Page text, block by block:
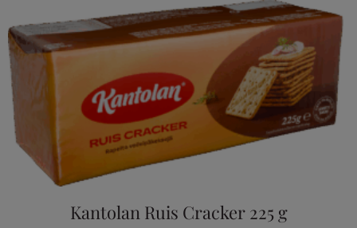
Kantolan Ruis Cracker 225 g